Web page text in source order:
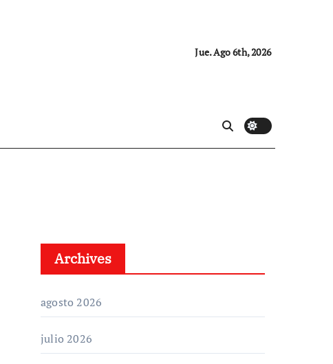
Jue. Ago 6th, 2026
Archives
agosto 2026
julio 2026